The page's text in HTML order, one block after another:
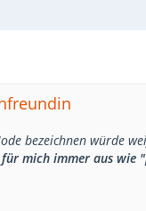
bezeichnen würde
mich immer aus wie